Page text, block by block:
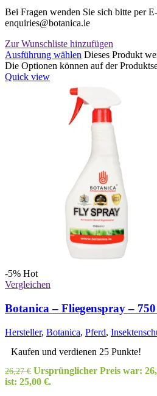
Bei Fragen wenden Sie sich bitte per
enquiries@botanica.ie
Zur Wunschliste hinzufügen
Ausführung wählen Dieses Produkt
Die Optionen können auf der
Quick view
-5% Hot
Vergleichen
Botanica – Fliegenspray –
Hersteller, Botanica, Pferd,
Kaufen und verdienen 25 Punkte!
26,27€ Ursprünglicher Preis war:
ist: 25,00 €.